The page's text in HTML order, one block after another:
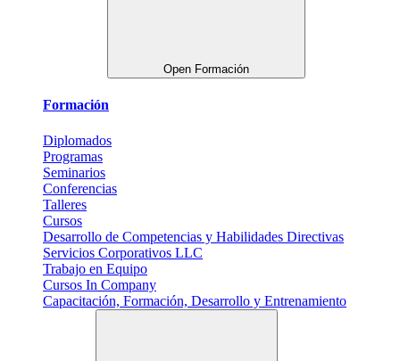
Open Formación
Formación
Diplomados
Programas
Seminarios
Conferencias
Talleres
Cursos
Desarrollo de Competencias y Habilidades Directivas
Servicios Corporativos LLC
Trabajo en Equipo
Cursos In Company
Capacitación, Formación, Desarrollo y Entrenamiento